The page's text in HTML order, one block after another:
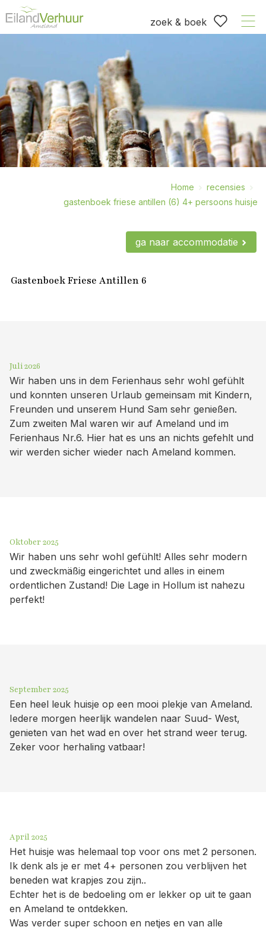
zoek & boek
Home
recensies
gastenboek friese antillen (6) 4+ persoons huisje
ga naar accommodatie
Gastenboek Friese Antillen 6
Juli 2026
Wir haben uns in dem Ferienhaus sehr wohl gefühlt
und konnten unseren Urlaub gemeinsam mit Kindern,
Freunden und unserem Hund Sam sehr genießen.
Zum zweiten Mal waren wir auf Ameland und im
Ferienhaus Nr.6. Hier hat es uns an nichts gefehlt und
wir werden sicher wieder nach Ameland kommen.
Oktober 2025
Wir haben uns sehr wohl gefühlt! Alles sehr modern
und zweckmäßig eingerichtet und alles in einem
ordentlichen Zustand! Die Lage in Hollum ist nahezu
perfekt!
September 2025
Een heel leuk huisje op een mooi plekje van Ameland.
Iedere morgen heerlijk wandelen naar Suud- West,
genieten van het wad en over het strand weer terug.
Zeker voor herhaling vatbaar!
April 2025
Het huisje was helemaal top voor ons met 2 personen.
Ik denk als je er met 4+ personen zou verblijven het
beneden wat krapjes zou zijn..
Echter het is de bedoeling om er lekker op uit te gaan
en Ameland te ontdekken.
Was verder super schoon en netjes en van alle